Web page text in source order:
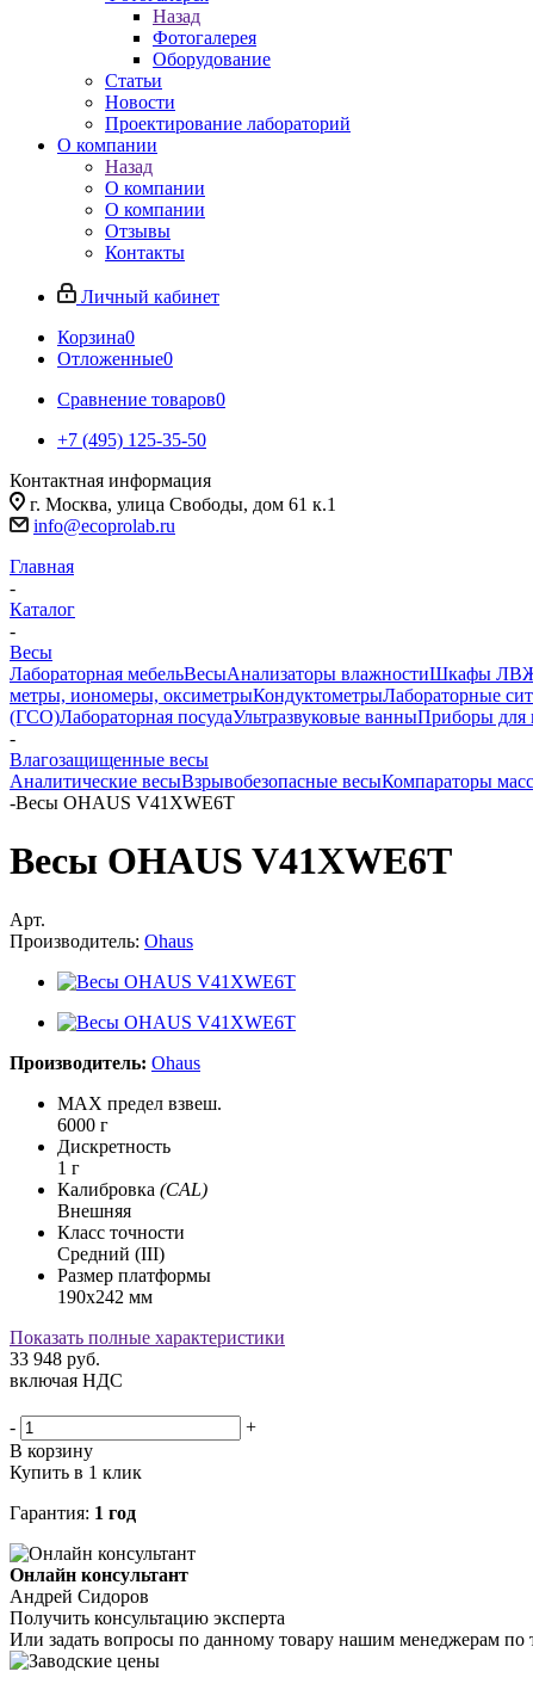
Назад
Фотогалерея
Оборудование
Статьи
Новости
Проектирование лабораторий
О компании
Назад
О компании
О компании
Отзывы
Контакты
Личный кабинет
Корзина0
Отложенные0
Сравнение товаров0
+7 (495) 125-35-50
Контактная информация
г. Москва, улица Свободы, дом 61 к.1
info@ecoprolab.ru
Главная
-
Каталог
-
Весы
Лабораторная мебельВесыАнализаторы влажностиШкафы
метры, иономеры, оксиметрыКондуктометрыЛабораторные
(ГСО)Лабораторная посудаУльтразвуковые ванныПриборы для
-
Влагозащищенные весы
Аналитические весыВзрывобезопасные весыКомпараторы
-Весы OHAUS V41XWE6T
Весы OHAUS V41XWE6T
Арт.
Производитель: Ohaus
Производитель: Ohaus
MAX предел взвеш.
6000 г
Дискретность
1 г
Калибровка (CAL)
Внешняя
Класс точности
Средний (III)
Размер платформы
190х242 мм
Показать полные характеристики
33 948 руб.
включая НДС
-
+
В корзину
Купить в 1 клик
Гарантия: 1 год
Онлайн консультант
Андрей Сидоров
Получить консультацию эксперта
Или задать вопросы по данному товару нашим менеджерам по